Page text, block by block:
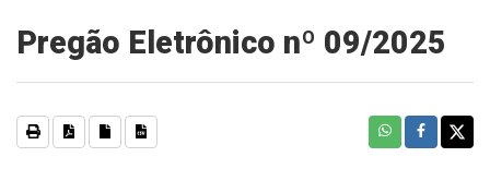
Pregão Eletrônico nº 09/2025